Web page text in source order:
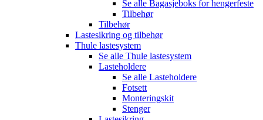
Se alle Bagasjeboks for hengerfeste
Tilbehør
Tilbehør
Lastesikring og tilbehør
Thule lastesystem
Se alle Thule lastesystem
Lasteholdere
Se alle Lasteholdere
Fotsett
Monteringskit
Stenger